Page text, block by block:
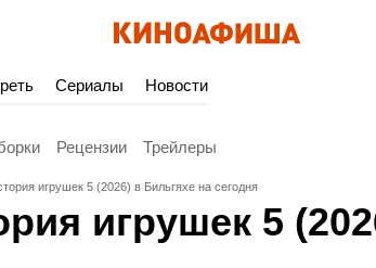
Сериалы Новости
Рецензии Трейлеры
игрушек 5 (2026) в Бильгяхе на сегодня
игрушек 5